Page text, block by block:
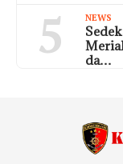
5 NEWS
da…